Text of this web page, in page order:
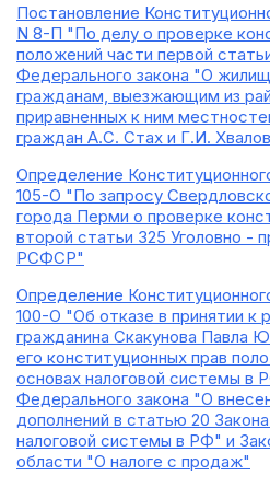
Постановление
N 8-П "По делу о проверке
положений части первой
Федерального закона "О
гражданам, выезжающим из
приравненных к ним
граждан А.С. Стах и Г.И.
Определение
105-О "По запросу
города Перми о проверке
второй статьи 325 Уголовно -
РСФСР"
Определение
100-О "Об отказе в принятии
гражданина Скакунова Павла
его конституционных прав
основах налоговой системы в
Федерального закона "О
дополнений в статью 20
налоговой системы в РФ" и
области "О налоге с продаж"